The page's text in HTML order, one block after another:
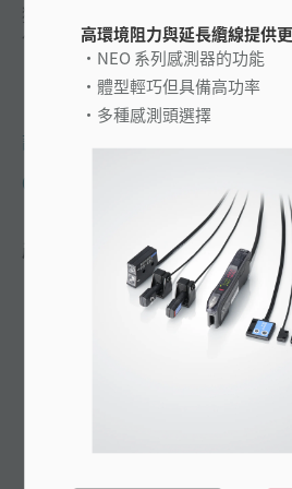
獨立放大器光電感測器的感測頭種類
化學物質型都有。
詢問 KEYENCE
0800-010-898
產品特性
超長探測距離，可達4米
全自動單鍵校正
省配線連接系統（專利正在審
高環境阻力與延長纜線提供
NEO 系列感測器的功能
體型輕巧但具備高功率
多種感測頭選擇